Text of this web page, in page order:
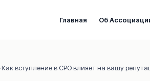
Главная Об
·Как вступление в СРО влияет на вашу